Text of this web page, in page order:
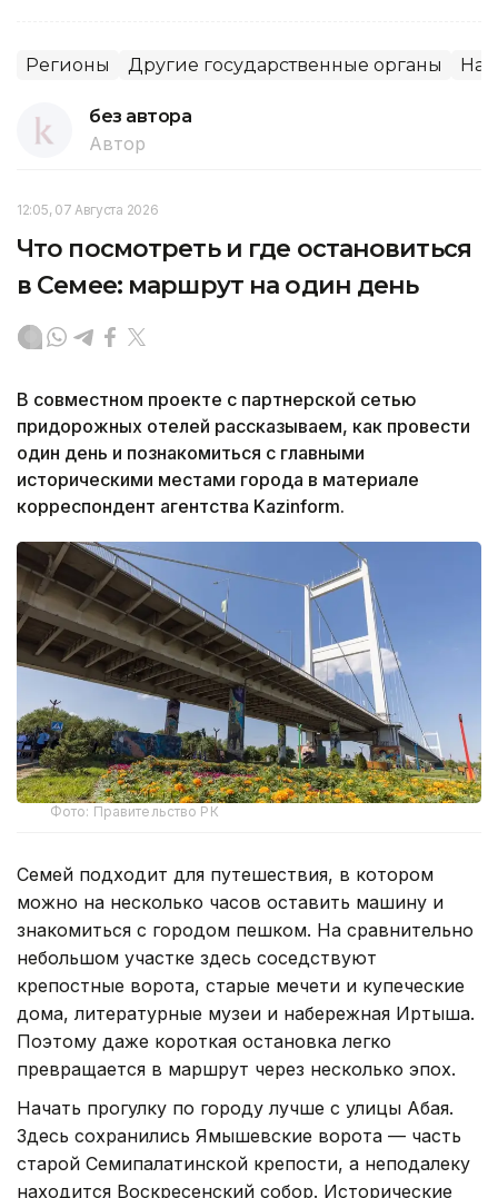
Регионы Другие государственные органы
без автора
Автор
12:05, 07 Августа 2026
Что посмотреть и где остановиться
в Семее: маршрут на один день
В совместном проекте с партнерской сетью
придорожных отелей рассказываем, как провести
один день и познакомиться с главными
историческими местами города в материале
корреспондент агентства Kazinform.
Фото: Правительство РК
Семей подходит для путешествия, в котором
можно на несколько часов оставить машину и
знакомиться с городом пешком. На сравнительно
небольшом участке здесь соседствуют
крепостные ворота, старые мечети и купеческие
дома, литературные музеи и набережная Иртыша.
Поэтому даже короткая остановка легко
превращается в маршрут через несколько эпох.
Начать прогулку по городу лучше с улицы Абая.
Здесь сохранились Ямышевские ворота — часть
старой Семипалатинской крепости, а неподалеку
находится Воскресенский собор. Исторические